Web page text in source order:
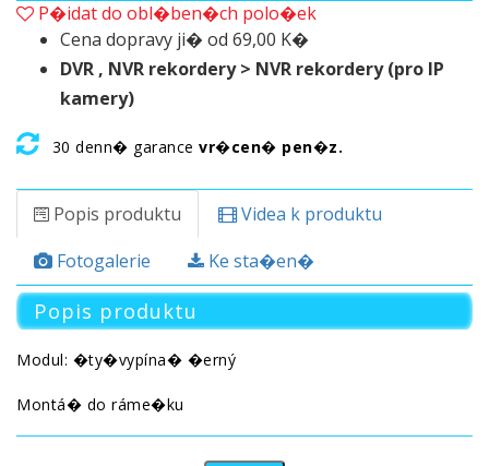
P�idat do obl�ben�ch polo�ek
Cena dopravy ji� od 69,00 K�
DVR , NVR rekordery > NVR rekordery (pro IP
kamery)
30 denn� garance vr�cen� pen�z.
Popis produktu
Videa k produktu
Fotogalerie
Ke sta�en�
Popis produktu
Modul: �ty�vypína� �erný
Montá� do ráme�ku